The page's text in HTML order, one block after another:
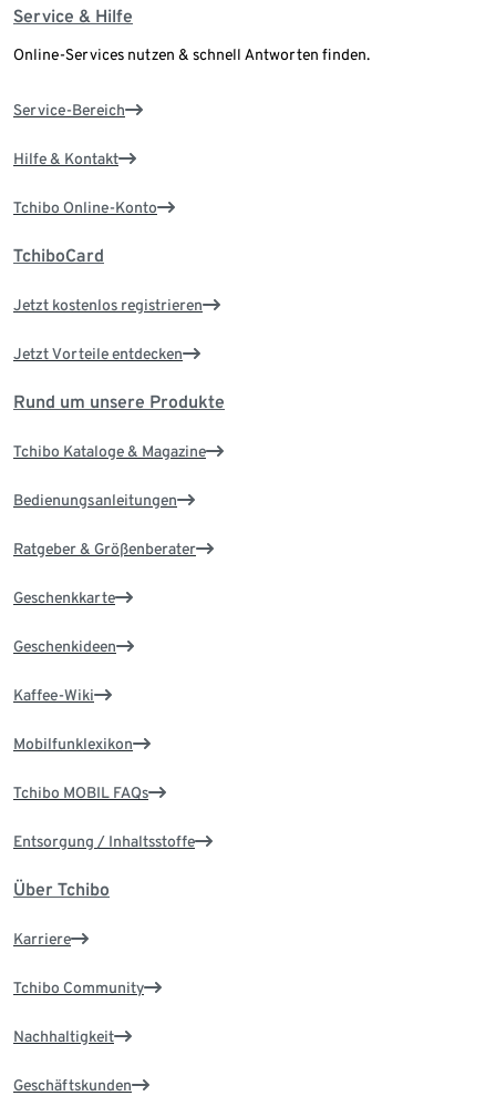
Service & Hilfe
Online-Services nutzen & schnell Antworten finden.
Service-Bereich
Hilfe & Kontakt
Tchibo Online-Konto
TchiboCard
Jetzt kostenlos registrieren
Jetzt Vorteile entdecken
Rund um unsere Produkte
Tchibo Kataloge & Magazine
Bedienungsanleitungen
Ratgeber & Größenberater
Geschenkkarte
Geschenkideen
Kaffee-Wiki
Mobilfunklexikon
Tchibo MOBIL FAQs
Entsorgung / Inhaltsstoffe
Über Tchibo
Karriere
Tchibo Community
Nachhaltigkeit
Geschäftskunden